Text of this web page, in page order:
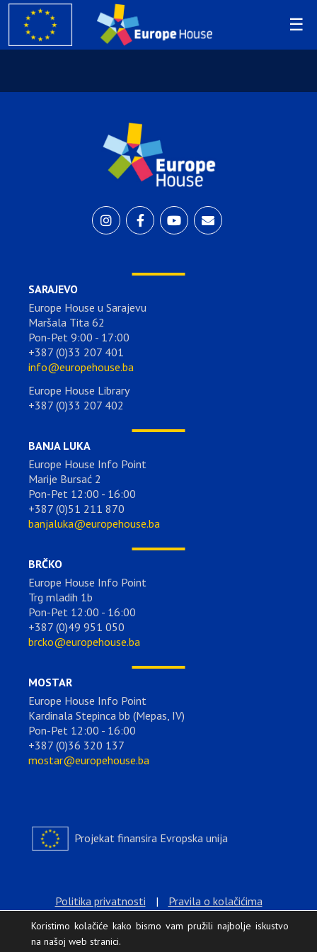
SARAJEVO
Europe House u Sarajevu
Maršala Tita 62
Pon-Pet 9:00 - 17:00
+387 (0)33 207 401
info@europehouse.ba
Europe House Library
+387 (0)33 207 402
BANJA LUKA
Europe House Info Point
Marije Bursać 2
Pon-Pet 12:00 - 16:00
+387 (0)51 211 870
banjaluka@europehouse.ba
BRČKO
Europe House Info Point
Trg mladih 1b
Pon-Pet 12:00 - 16:00
+387 (0)49 951 050
brcko@europehouse.ba
MOSTAR
Europe House Info Point
Kardinala Stepinca bb (Mepas, IV)
Pon-Pet 12:00 - 16:00
+387 (0)36 320 137
mostar@europehouse.ba
Projekat finansira Evropska unija
Politika privatnosti | Pravila o kolačićima
Koristimo kolačiće kako bismo vam pružili najbolje iskustvo
na našoj web stranici.